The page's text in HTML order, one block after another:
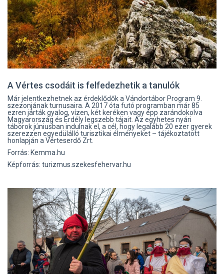
A Vértes csodáit is felfedezhetik a tanulók
Már jelentkezhetnek az érdeklődők a Vándortábor Program 9.
szezonjának turnusaira. A 2017 óta futó programban már 85
ezren járták gyalog, vízen, két keréken vagy épp zarándokolva
Magyarország és Erdély legszebb tájait. Az egyhetes nyári
táborok júniusban indulnak el, a cél, hogy legalább 20 ezer gyerek
szerezzen egyedülálló turisztikai élményeket – tájékoztatott
honlapján a Vérteserdő Zrt.
Forrás: Kemma.hu
Képforrás: turizmus.szekesfehervar.hu